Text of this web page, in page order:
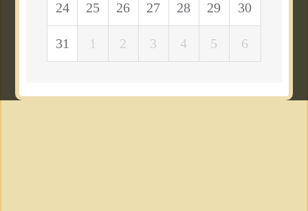
Poszterek és nyomatok keretezése
24 25 26 27 28 29 30
31 1 2 3 4 5 6